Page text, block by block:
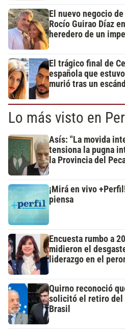
El nuevo negocio
Rocío Guirao Díaz
heredero de un
El trágico final de
española que
murió tras un
Lo más visto en
Asís: "La movida
tensiona la pugna
la Provincia del
¡Mirá en vivo
piensa
Encuesta rumbo a
midieron el
liderazgo en el
Quirno reconoció
solicitó el retiro del
Brasil